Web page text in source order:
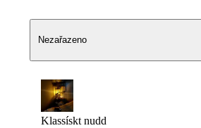
Nezařazeno
Klassískt nudd